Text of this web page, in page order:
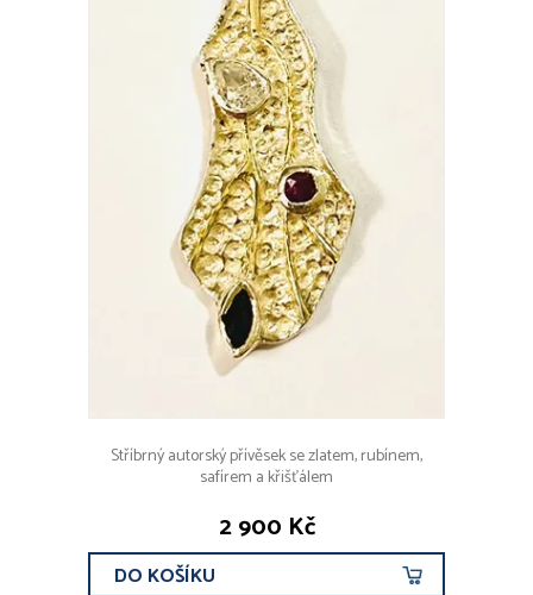
Stříbrný autorský přívěsek se zlatem, rubínem,
safírem a křišťálem
2 900 Kč
DO KOŠÍKU